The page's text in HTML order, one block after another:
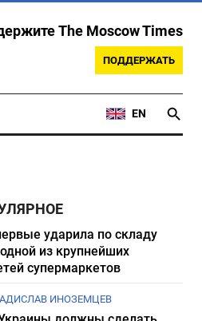
The Moscow Times
ПОДДЕРЖАТЬ
EN
ударила по складу
из крупнейших
супермаркетов
ИНОЗЕМЦЕВ